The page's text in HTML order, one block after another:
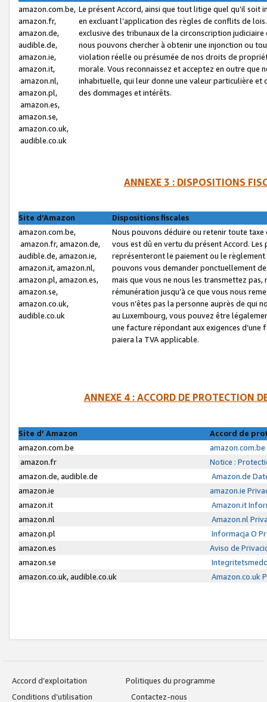
amazon.com.be,
amazon.fr,
amazon.de,
audible.de,
amazon.ie,
amazon.it,
amazon.nl,
amazon.pl,
amazon.es,
amazon.se,
amazon.co.uk,
audible.co.uk
Le présent Accord, ainsi que tout litige quel qu’il soit
en excluant l’application des règles de conflits de
exclusive des tribunaux de la circonscription
nous pouvons chercher à obtenir une injonction ou
violation réelle ou présumée de nos droits de
morale. Vous reconnaissez et acceptez en outre que
inhabituelle, qui leur donne une valeur particulière
des dommages et intérêts.
ANNEXE 3 : DISPOSITIONS
Site d’Amazon
Dispositions fiscales
amazon.com.be,
amazon.fr, amazon.de,
audible.de, amazon.ie,
amazon.it, amazon.nl,
amazon.pl, amazon.es,
amazon.se,
amazon.co.uk,
audible.co.uk
Nous pouvons déduire ou retenir toute
vous est dû en vertu du présent Accord.
représenteront le paiement ou le
pouvons vous demander ponctuellement
mais que vous ne nous les transmettez
rémunération jusqu’à ce que vous nous
vous n’êtes pas la personne auprès de qui
au Luxembourg, vous pouvez être
une facture répondant aux exigences
paiera la TVA applicable.
ANNEXE 4 : ACCORD DE PROTECTION
Site d’ Amazon
Accord de
amazon.com.be
amazon.fr
Notice :
amazon.de, audible.de
Amazon.de
amazon.ie
amazon.ie
amazon.it
Amazon.it
amazon.nl
Amazon.nl
amazon.pl
Informacja O
amazon.es
Aviso de
amazon.se
amazon.co.uk, audible.co.uk
Amazon.co.uk
Accord d’exploitation
Politiques du programme
Conditions d’utilisation
Contactez-nous